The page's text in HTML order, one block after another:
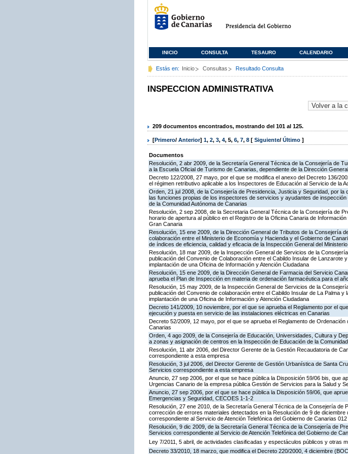
INICIO CONSULTA TESAURO CALENDARIO
Estás en: Inicio Consultas Resultado Consulta
INSPECCION ADMINISTRATIVA
209 documentos encontrados, mostrando del 101 al 125.
[Primero/ Anterior] 1, 2, 3, 4, 5, 6, 7, 8 [ Siguiente/ Último ]
Documentos
Resolución, 2 abr 2009, de la Secretaría General Técnica de la Consejería de
a la Escuela Oficial de Turismo de Canarias, dependiente de la Dirección
Decreto 122/2008, 27 mayo, por el que se modifica el anexo del Decreto 136/
el régimen retributivo aplicable a los Inspectores de Educación al Servicio de la
Orden, 21 jul 2008, de la Consejería de Presidencia, Justicia y Seguridad, por
las funciones propias de los inspectores de servicios y ayudantes de
de la Comunidad Autónoma de Canarias
Resolución, 2 sep 2008, de la Secretaria General Técnica de la Consejería de
horario de apertura al público en el Registro de la Oficina Canaria de
Gran Canaria
Resolución, 15 ene 2009, de la Dirección General de Tributos de la Consejería
colaboración entre el Ministerio de Economía y Hacienda y el Gobierno de
de índices de eficiencia, calidad y eficacia de la Inspección General del
Resolución, 18 mar 2009, de la Inspección General de Servicios de la
publicación del Convenio de Colaboración entre el Cabildo Insular de
implantación de una Oficina de Información y Atención Ciudadana
Resolución, 15 ene 2009, de la Dirección General de Farmacia del Servicio
aprueba el Plan de Inspección en materia de ordenación farmacéutica para el
Resolución, 15 may 2009, de la Inspección General de Servicios de la
publicación del Convenio de colaboración entre el Cabildo Insular de La Palma
implantación de una Oficina de Información y Atención Ciudadana
Decreto 141/2009, 10 noviembre, por el que se aprueba el Reglamento por el
ejecución y puesta en servicio de las instalaciones eléctricas en Canarias
Decreto 52/2009, 12 mayo, por el que se aprueba el Reglamento de
Canarias
Orden, 4 ago 2009, de la Consejería de Educación, Universidades, Cultura y
a zonas y asignación de centros en la Inspección de Educación de la
Resolución, 11 abr 2006, del Director Gerente de la Gestión Recaudatoria de
correspondiente a esta empresa
Resolución, 3 jul 2006, del Director Gerente de Gestión Urbanística de Santa
Servicios correspondiente a esta empresa
Anuncio, 27 sep 2006, por el que se hace pública la Disposición 59/06 bis, que
Urgencias Canario de la empresa pública Gestión de Servicios para la Salud y
Anuncio, 27 sep 2006, por el que se hace pública la Disposición 59/06, que
Emergencias y Seguridad, CECOES 1-1-2
Resolución, 27 ene 2010, de la Secretaría General Técnica de la Consejería
corrección de errores materiales detectados en la Resolución de 9 de
correspondiente al Servicio de Atención Telefónica del Gobierno de Canarias 012
Resolución, 9 dic 2009, de la Secretaría General Técnica de la Consejería de
Servicios correspondiente al Servicio de Atención Telefónica del Gobierno de
Ley 7/2011, 5 abril, de actividades clasificadas y espectáculos públicos y otras
Decreto 33/2010, 18 marzo, que modifica el Decreto 220/2000, 4 diciembre